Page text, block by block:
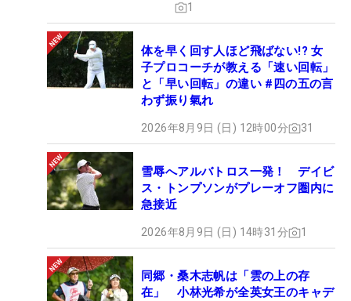
1
体を早く回す人ほど飛ばない!? 女
子プロコーチが教える「速い回転」
と「早い回転」の違い #四の五の言
わず振り氣れ
2026年8月9日 (日) 12時00分 31
雪辱へアルバトロス一発！ デイビ
ス・トンプソンがプレーオフ圏内に
急接近
2026年8月9日 (日) 14時31分 1
同郷・桑木志帆は「雲の上の存
在」 小林光希が全英女王のキャデ